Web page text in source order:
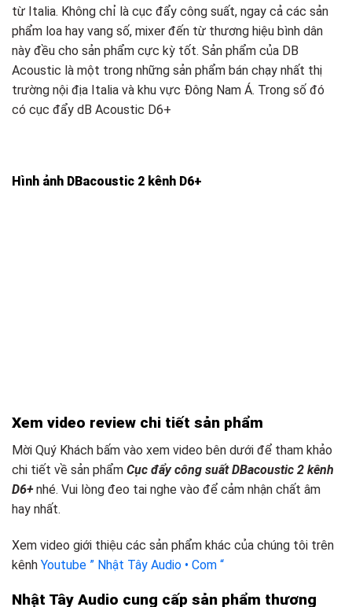
từ Italia. Không chỉ là cục đẩy công suất, ngay cả các sản
phẩm loa hay vang số, mixer đến từ thương hiệu bình dân
này đều cho sản phẩm cực kỳ tốt. Sản phẩm của DB
Acoustic là một trong những sản phẩm bán chạy nhất thị
trường nội địa Italia và khu vực Đông Nam Á. Trong số đó
có cục đẩy dB Acoustic D6+
Hình ảnh DBacoustic 2 kênh D6+
Xem video review chi tiết sản phẩm
Mời Quý Khách bấm vào xem video bên dưới để tham khảo
chi tiết về sản phẩm Cục đẩy công suất DBacoustic 2 kênh
D6+nhé. Vui lòng đeo tai nghe vào để cảm nhận chất âm
hay nhất.
Xem video giới thiệu các sản phẩm khác của chúng tôi trên
kênh Youtube ” Nhật Tây Audio • Com “
Nhật Tây Audio cung cấp sản phẩm thương